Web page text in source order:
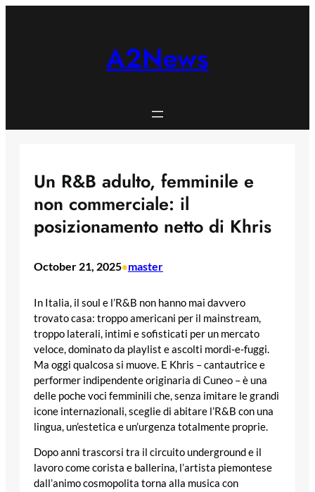
A2News
Un R&B adulto, femminile e
non commerciale: il
posizionamento netto di Khris
October 21, 2025•master
In Italia, il soul e l’R&B non hanno mai davvero
trovato casa: troppo americani per il mainstream,
troppo laterali, intimi e sofisticati per un mercato
veloce, dominato da playlist e ascolti mordi-e-fuggi.
Ma oggi qualcosa si muove. E Khris – cantautrice e
performer indipendente originaria di Cuneo – è una
delle poche voci femminili che, senza imitare le grandi
icone internazionali, sceglie di abitare l’R&B con una
lingua, un’estetica e un’urgenza totalmente proprie.
Dopo anni trascorsi tra il circuito underground e il
lavoro come corista e ballerina, l’artista piemontese
dall’animo cosmopolita torna alla musica con